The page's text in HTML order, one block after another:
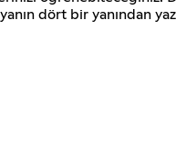
dört bir yanından